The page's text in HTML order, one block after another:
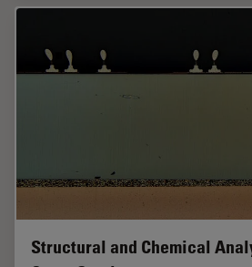
Structural and Chemical